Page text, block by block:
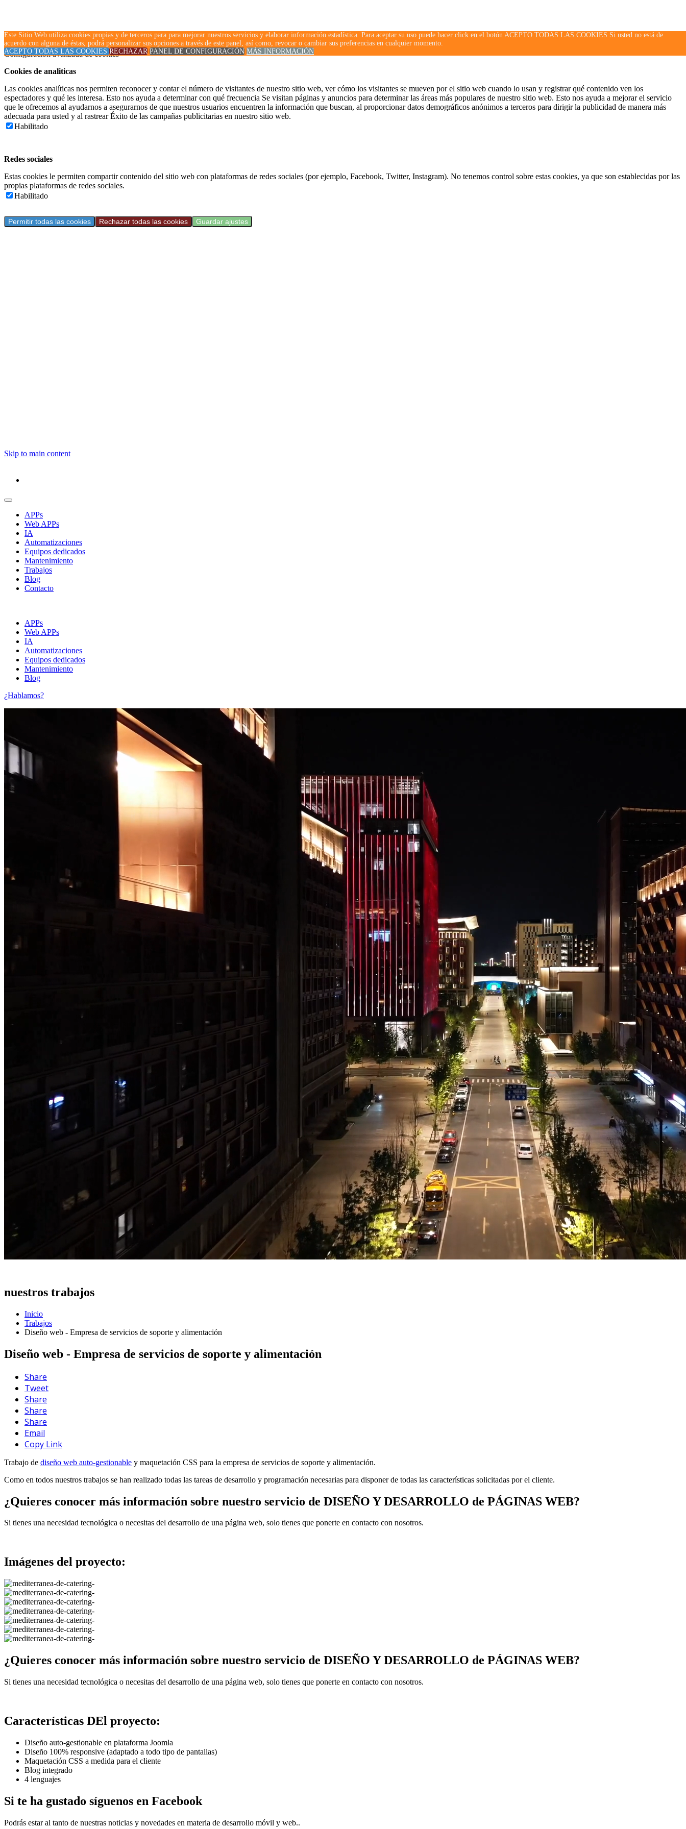
Este Sitio Web utiliza cookies propias y de terceros para para mejorar nuestros servicios y elaborar información estadística. Para aceptar su uso puede hacer click en el botón ACEPTO TODAS LAS COOKIES Si usted no está de
acuerdo con alguna de éstas, podrá personalizar sus opciones a través de este panel, así como, revocar o cambiar sus preferencias en cualquier momento.
ACEPTO TODAS LAS COOKIESRECHAZAR PANEL DE CONFIGURACIÓN MÁS INFORMACIÓN
Cookies de analiticas
Redes sociales
Configuración avanzada de cookies
Cookies de analiticas
Las cookies analíticas nos permiten reconocer y contar el número de visitantes de nuestro sitio web, ver cómo los visitantes se mueven por el sitio web cuando lo usan y registrar qué contenido ven los
espectadores y qué les interesa. Esto nos ayuda a determinar con qué frecuencia Se visitan páginas y anuncios para determinar las áreas más populares de nuestro sitio web. Esto nos ayuda a mejorar el servicio
que le ofrecemos al ayudarnos a asegurarnos de que nuestros usuarios encuentren la información que buscan, al proporcionar datos demográficos anónimos a terceros para dirigir la publicidad de manera más
adecuada para usted y al rastrear Éxito de las campañas publicitarias en nuestro sitio web.
Habilitado
Redes sociales
Estas cookies le permiten compartir contenido del sitio web con plataformas de redes sociales (por ejemplo, Facebook, Twitter, Instagram). No tenemos control sobre estas cookies, ya que son establecidas por las
propias plataformas de redes sociales.
Habilitado
Permitir todas las cookies Rechazar todas las cookies Guardar ajustes
Skip to main content
APPs
Web APPs
IA
Automatizaciones
Equipos dedicados
Mantenimiento
Trabajos
Blog
Contacto
APPs
Web APPs
IA
Automatizaciones
Equipos dedicados
Mantenimiento
Blog
¿Hablamos?
nuestros trabajos
Inicio
Trabajos
Diseño web - Empresa de servicios de soporte y alimentación
Diseño web - Empresa de servicios de soporte y alimentación
Share
Tweet
Share
Share
Share
Email
Copy Link
Trabajo de diseño web auto-gestionable y maquetación CSS para la empresa de servicios de soporte y alimentación.
Como en todos nuestros trabajos se han realizado todas las tareas de desarrollo y programación necesarias para disponer de todas las características solicitadas por el cliente.
¿Quieres conocer más información sobre nuestro servicio de DISEÑO Y DESARROLLO de PÁGINAS WEB?
Si tienes una necesidad tecnológica o necesitas del desarrollo de una página web, solo tienes que ponerte en contacto con nosotros.
Imágenes del proyecto:
¿Quieres conocer más información sobre nuestro servicio de DISEÑO Y DESARROLLO de PÁGINAS WEB?
Si tienes una necesidad tecnológica o necesitas del desarrollo de una página web, solo tienes que ponerte en contacto con nosotros.
Características DEl proyecto:
Diseño auto-gestionable en plataforma Joomla
Diseño 100% responsive (adaptado a todo tipo de pantallas)
Maquetación CSS a medida para el cliente
Blog integrado
4 lenguajes
Si te ha gustado síguenos en Facebook
Podrás estar al tanto de nuestras noticias y novedades en materia de desarrollo móvil y web..